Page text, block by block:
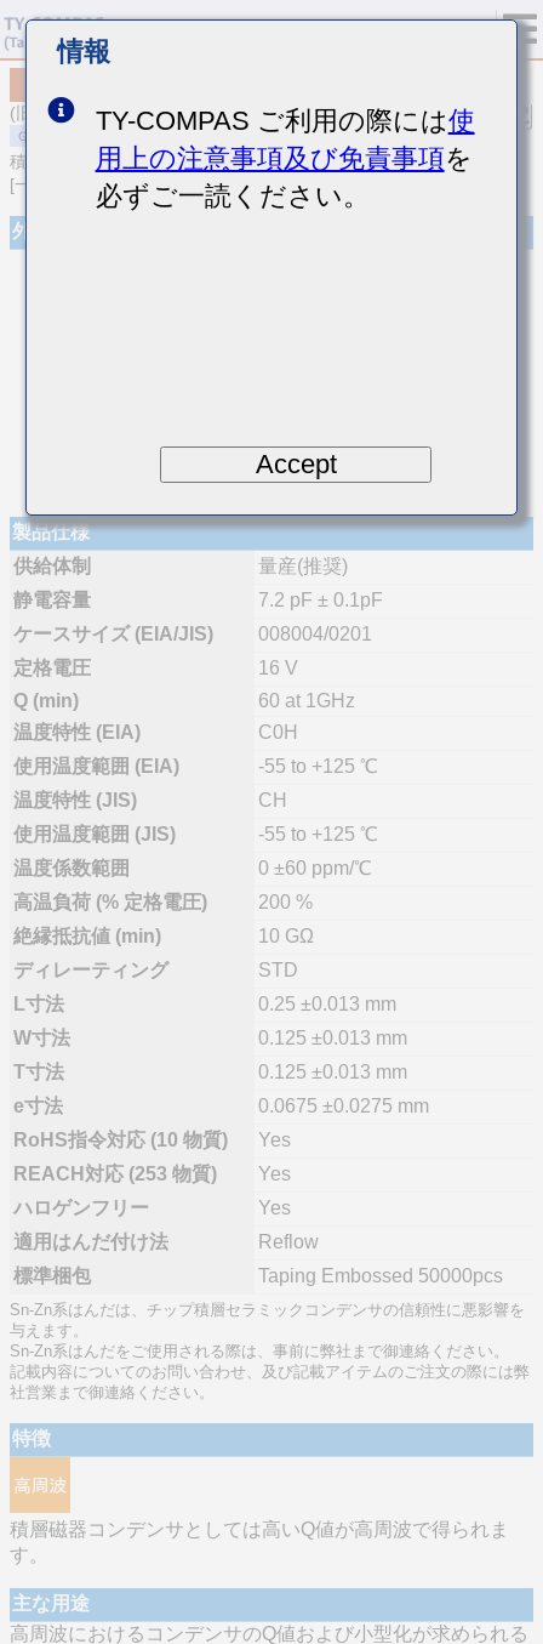
(旧品番 EVS021CH7R2BK-W)
積層セラミックコンデンサ
[一般用 高周波/低損失積層セラミックコンデンサ]
外観
製品仕様
供給体制
量産(推奨)
静電容量
7.2 pF ± 0.1pF
ケースサイズ (EIA/JIS)
008004/0201
定格電圧
16 V
Q (min)
60 at 1GHz
温度特性 (EIA)
C0H
使用温度範囲 (EIA)
-55 to +125 ℃
温度特性 (JIS)
CH
使用温度範囲 (JIS)
-55 to +125 ℃
温度係数範囲
0 ±60 ppm/℃
高温負荷 (% 定格電圧)
200 %
絶縁抵抗値 (min)
10 GΩ
ディレーティング
STD
L寸法
0.25 ±0.013 mm
W寸法
0.125 ±0.013 mm
T寸法
0.125 ±0.013 mm
e寸法
0.0675 ±0.0275 mm
RoHS指令対応 (10 物質)
Yes
REACH対応 (253 物質)
Yes
ハロゲンフリー
Yes
適用はんだ付け法
Reflow
標準梱包
Taping Embossed 50000pcs
Sn-Zn系はんだは、チップ積層セラミックコンデンサの信頼性に悪影響を
与えます。
Sn-Zn系はんだをご使用される際は、事前に弊社まで御連絡ください。
記載内容についてのお問い合わせ、及び記載アイテムのご注文の際には弊
社営業まで御連絡ください。
特徴
積層磁器コンデンサとしては高いQ値が高周波で得られま
す。
主な用途
高周波におけるコンデンサのQ値および小型化が求められる
情報
TY-COMPAS ご利用の際には使
用上の注意事項及び免責事項を
必ずご一読ください。
Accept